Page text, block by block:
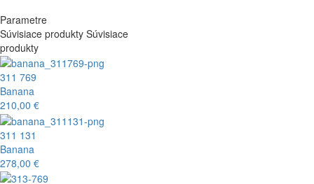
Parametre
Súvisiace produkty Súvisiace
produkty
311 769
Banana
210,00 €
311 131
Banana
278,00 €